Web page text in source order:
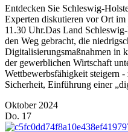
Entdecken Sie Schleswig-
Experten diskutieren vor Ort
11.30 Uhr.Das Land
den Weg gebracht, die
Digitalisierungsmaßnahmen in
der gewerblichen Wirtschaft
Wettbewerbsfähigkeit steigern
Sicherheit, Einführung einer
Oktober 2024
Do. 17